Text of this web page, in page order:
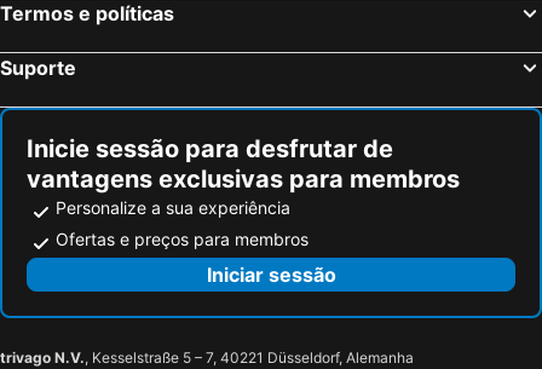
Termos e políticas
Suporte
Inicie sessão para desfrutar de
vantagens exclusivas para membros
Personalize a sua experiência
Ofertas e preços para membros
Iniciar sessão
trivago N.V., Kesselstraße 5 – 7, 40221 Düsseldorf, Alemanha